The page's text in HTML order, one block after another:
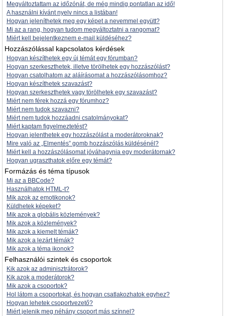
Megváltoztattam az időzónát, de még mindig pontatlan az idő!
A használni kívánt nyelv nincs a listában!
Hogyan jeleníthetek meg egy képet a nevemmel együtt?
Mi az a rang, hogyan tudom megváltoztatni a rangomat?
Miért kell bejelentkeznem e-mail küldéséhez?
Hozzászólással kapcsolatos kérdések
Hogyan készíthetek egy új témát egy fórumban?
Hogyan szerkeszthetek, illetve törölhetek egy hozzászólást?
Hogyan csatolhatom az aláírásomat a hozzászólásomhoz?
Hogyan készíthetek szavazást?
Hogyan szerkeszthetek vagy törölhetek egy szavazást?
Miért nem férek hozzá egy fórumhoz?
Miért nem tudok szavazni?
Miért nem tudok hozzáadni csatolmányokat?
Miért kaptam figyelmeztetést?
Hogyan jelenthetek egy hozzászólást a moderátoroknak?
Mire való az „Elmentés” gomb hozzászólás küldésénél?
Miért kell a hozzászólásomat jóváhagynia egy moderátornak?
Hogyan ugraszthatok előre egy témát?
Formázás és téma típusok
Mi az a BBCode?
Használhatok HTML-t?
Mik azok az emotikonok?
Küldhetek képeket?
Mik azok a globális közlemények?
Mik azok a közlemények?
Mik azok a kiemelt témák?
Mik azok a lezárt témák?
Mik azok a téma ikonok?
Felhasználói szintek és csoportok
Kik azok az adminisztrátorok?
Kik azok a moderátorok?
Mik azok a csoportok?
Hol látom a csoportokat, és hogyan csatlakozhatok egyhez?
Hogyan lehetek csoportvezető?
Miért jelenik meg néhány csoport más színnel?